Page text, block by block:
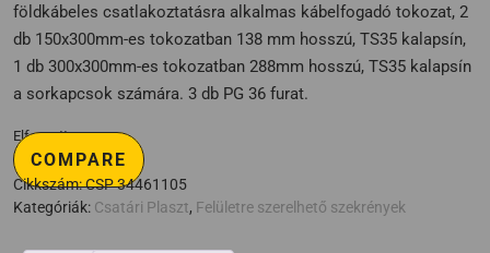
földkábeles csatlakoztatásra alkalmas kábelfogadó tokozat, 2
db 150x300mm-es tokozatban 138 mm hosszú, TS35 kalapsín,
1 db 300x300mm-es tokozatban 288mm hosszú, TS35 kalapsín
a sorkapcsok számára. 3 db PG 36 furat.
Elfogyott
COMPARE
Cikkszám:CSP 34461105
Kategóriák: Csatári Plaszt, Felületre szerelhető szekrények